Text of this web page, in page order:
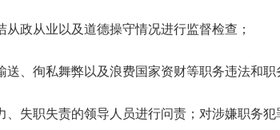
政从业以及道德操守情况进行监督检查；
徇私舞弊以及浪费国家资财等职务违法和职
职失责的领导人员进行问责；对涉嫌职务犯